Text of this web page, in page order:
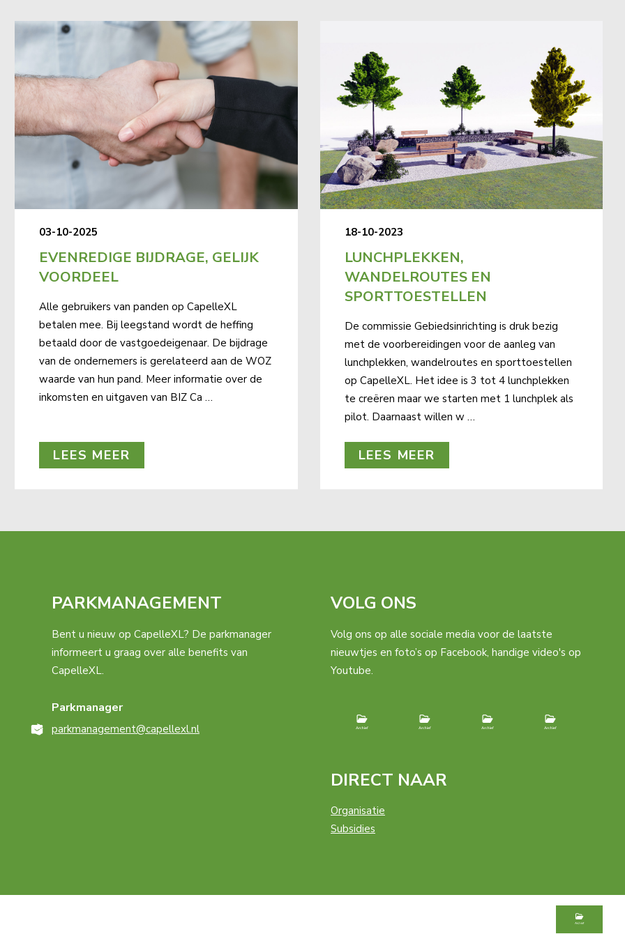
03-10-2025
EVENREDIGE BIJDRAGE, GELIJK
VOORDEEL
Alle gebruikers van panden op CapelleXL
betalen mee. Bij leegstand wordt de heffing
betaald door de vastgoedeigenaar. De bijdrage
van de ondernemers is gerelateerd aan de WOZ
waarde van hun pand. Meer informatie over de
inkomsten en uitgaven van BIZ Ca …
LEES MEER
18-10-2023
LUNCHPLEKKEN,
WANDELROUTES EN
SPORTTOESTELLEN
De commissie Gebiedsinrichting is druk bezig
met de voorbereidingen voor de aanleg van
lunchplekken, wandelroutes en sporttoestellen
op CapelleXL. Het idee is 3 tot 4 lunchplekken
te creëren maar we starten met 1 lunchplek als
pilot. Daarnaast willen w …
LEES MEER
PARKMANAGEMENT
Bent u nieuw op CapelleXL? De parkmanager
informeert u graag over alle benefits van
CapelleXL.
Parkmanager
parkmanagement@capellexl.nl
VOLG ONS
Volg ons op alle sociale media voor de laatste
nieuwtjes en foto’s op Facebook, handige video's op
Youtube.
DIRECT NAAR
Organisatie
Subsidies